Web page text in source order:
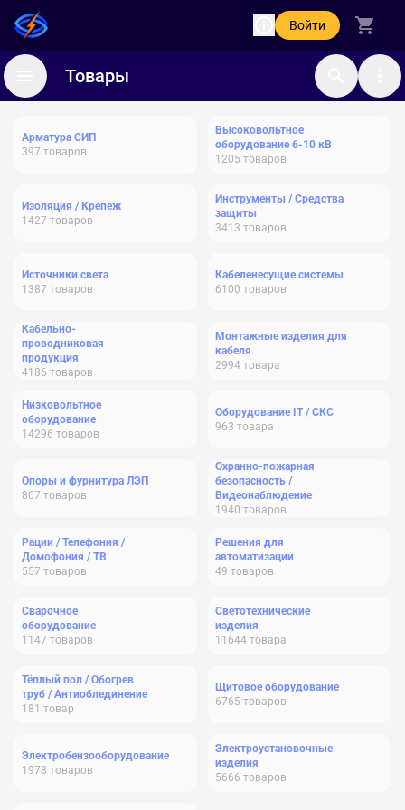
Войти
Товары
Арматура СИП
397 товаров
Высоковольтное
оборудование 6-10 кВ
1205 товаров
Изоляция / Крепеж
1427 товаров
Инструменты / Средства
защиты
3413 товаров
Источники света
1387 товаров
Кабеленесущие системы
6100 товаров
Кабельно-
проводниковая
продукция
4186 товаров
Монтажные изделия для
кабеля
2994 товара
Низковольтное
оборудование
14296 товаров
Оборудование IT / СКС
963 товара
Опоры и фурнитура ЛЭП
807 товаров
Охранно-пожарная
безопасность /
Видеонаблюдение
1940 товаров
Рации / Телефония /
Домофония / ТВ
557 товаров
Решения для
автоматизации
49 товаров
Сварочное
оборудование
1147 товаров
Светотехнические
изделия
11644 товара
Тёплый пол / Обогрев
труб / Антиоблединение
181 товар
Щитовое оборудование
6765 товаров
Электробензооборудование
1978 товаров
Электроустановочные
изделия
5666 товаров